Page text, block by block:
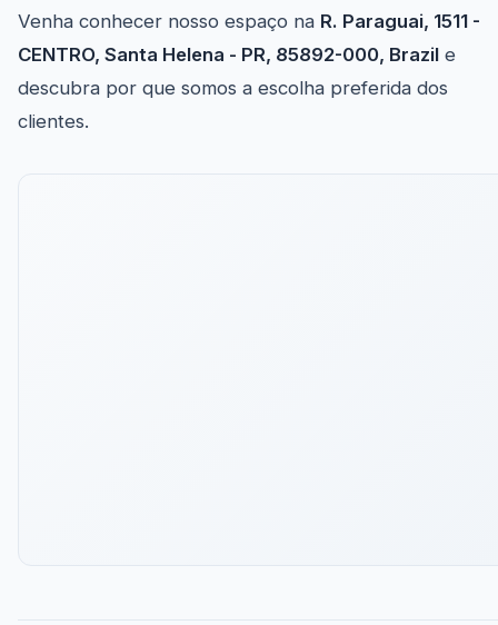
Venha conhecer nosso espaço na R. Paraguai, 1511 -
CENTRO, Santa Helena - PR, 85892-000, Brazil e
descubra por que somos a escolha preferida dos
clientes.